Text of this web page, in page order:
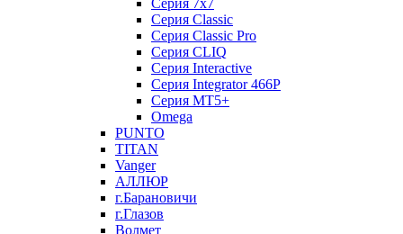
Серия 7х7
Серия Classic
Серия Classic Pro
Серия CLIQ
Серия Interactive
Серия Integrator 466P
Серия MT5+
Omega
PUNTO
TITAN
Vanger
АЛЛЮР
г.Барановичи
г.Глазов
Волмет